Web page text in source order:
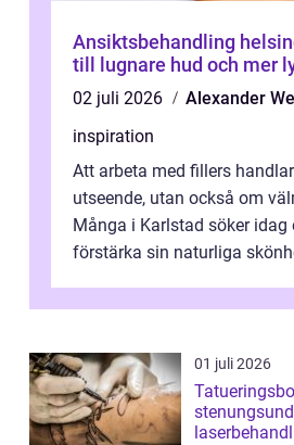
Ansiktsbehandling
till lugnare hud och mer
02 juli 2026
Alexander
inspiration
Att arbeta med fillers
utseende, utan också om
Många i Karlstad söker
förstärka sin naturliga
01 juli 2026
stenungsund så funkar modern